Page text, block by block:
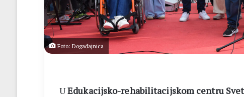
Foto: Događajnica
UEdukacijsko-rehabilitacijskom centru